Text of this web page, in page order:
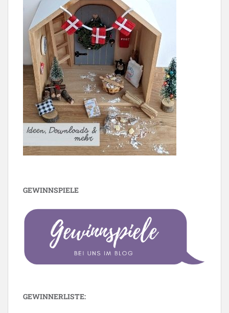
GEWINNSPIELE
GEWINNERLISTE: